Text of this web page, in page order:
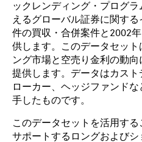
ックレンディング・プログ
えるグローバル証券に関す
件の買収・合併案件と2002
供します。このデータセッ
ング市場と空売り金利の動
提供します。データはカス
ローカー、ヘッジファンド
手したものです。
このデータセットを活用す
サポートするロングおよび